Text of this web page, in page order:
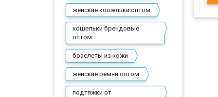
женские кошельки оптом
кошельки брендовые
оптом
браслеты из кожи
женские ремни оптом
подтяжки от